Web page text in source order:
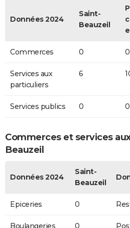
Données 2024
Saint-
Beauzeil
Commerces 0
Services aux
particuliers
6
Services publics 0
Commerces et services
Beauzeil
Données 2024
Saint-
Beauzeil
Epiceries 0
Boulangeries 0